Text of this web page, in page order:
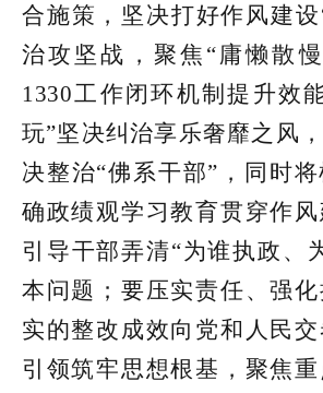
合施策，坚决打好作风建
治攻坚战，聚焦“庸懒散
1330工作闭环机制提升效
玩”坚决纠治享乐奢靡之风
决整治“佛系干部”，同时
确政绩观学习教育贯穿作
引导干部弄清“为谁执政、
本问题；要压实责任、强
实的整改成效向党和人民
引领筑牢思想根基，聚焦